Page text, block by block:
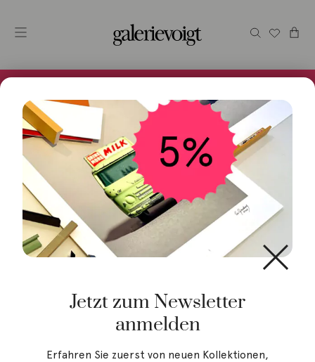
Versandfertig! 5% Bei Newsletteranmeldung.
Start /Kunst Geschenke / Artshop / You are wow
Jetzt zum Newsletter
anmelden
Erfahren Sie zuerst von neuen Kollektionen,